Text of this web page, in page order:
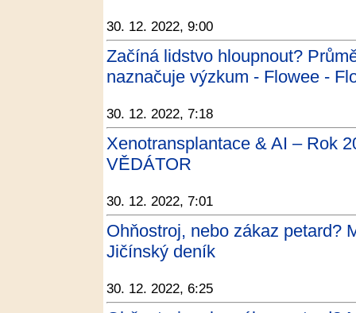
30. 12. 2022, 9:00
Začíná lidstvo hloupnout?
naznačuje výzkum - Flowee -
30. 12. 2022, 7:18
Xenotransplantace & AI – Rok
VĚDÁTOR
30. 12. 2022, 7:01
Ohňostroj, nebo zákaz petard?
Jičínský deník
30. 12. 2022, 6:25